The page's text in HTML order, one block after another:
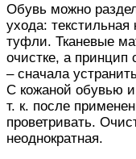
Обувь можно
ухода: текстильная
туфли. Тканевые
очистке, а принцип
– сначала
С кожаной обувью
т. к. после
проветривать.
неоднократная.